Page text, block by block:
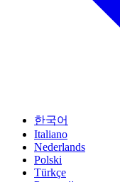
한국어
Italiano
Nederlands
Polski
Türkçe